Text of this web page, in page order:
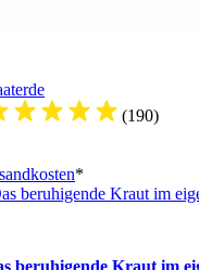
(190)
*